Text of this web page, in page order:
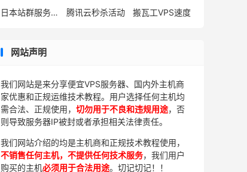
日本站群服务器租用
腾讯云秒杀活动 搬瓦工VPS速度
网站声明
我们网站是来分享便宜VPS服务器、国内外主机商
家优惠和正规运维技术教程。用户选择任何主机均
需合法、正规使用， 切勿用于不良和违规用途，否
则导致服务器IP被封或者承担相关法律责任。
我们网站介绍的均是主机商和正规技术教程使用，
不销售任何主机，不提供任何技术服务，我们用户
购买的主机必须用于合法用途。切记切记！！